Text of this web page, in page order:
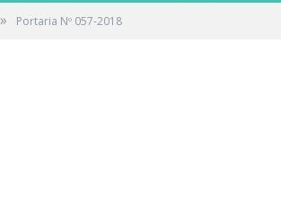
» Portaria Nº 057-2018